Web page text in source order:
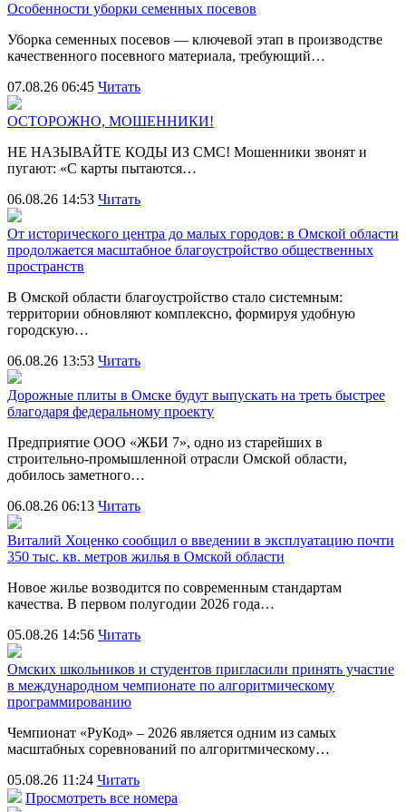
Особенности уборки семенных посевов
Уборка семенных посевов — ключевой этап в производстве
качественного посевного материала, требующий…
07.08.26 06:45 Читать
ОСТОРОЖНО, МОШЕННИКИ!
НЕ НАЗЫВАЙТЕ КОДЫ ИЗ СМС! Мошенники звонят и
пугают: «С карты пытаются…
06.08.26 14:53 Читать
От исторического центра до малых городов: в Омской области
продолжается масштабное благоустройство общественных
пространств
В Омской области благоустройство стало системным:
территории обновляют комплексно, формируя удобную
городскую…
06.08.26 13:53 Читать
Дорожные плиты в Омске будут выпускать на треть быстрее
благодаря федеральному проекту
Предприятие ООО «ЖБИ 7», одно из старейших в
строительно‑промышленной отрасли Омской области,
добилось заметного…
06.08.26 06:13 Читать
Виталий Хоценко сообщил о введении в эксплуатацию почти
350 тыс. кв. метров жилья в Омской области
Новое жилье возводится по современным стандартам
качества. В первом полугодии 2026 года…
05.08.26 14:56 Читать
Омских школьников и студентов пригласили принять участие
в международном чемпионате по алгоритмическому
программированию
Чемпионат «РуКод» – 2026 является одним из самых
масштабных соревнований по алгоритмическому…
05.08.26 11:24 Читать
Просмотреть все номера